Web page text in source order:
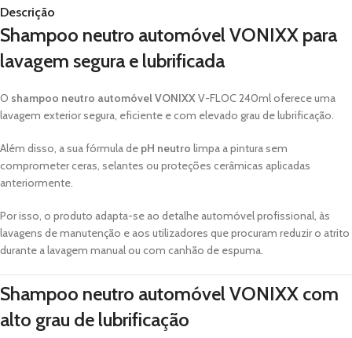
Descrição
Shampoo neutro automóvel VONIXX para
lavagem segura e lubrificada
O shampoo neutro automóvel VONIXX V-FLOC 240ml oferece uma
lavagem exterior segura, eficiente e com elevado grau de lubrificação.
Além disso, a sua fórmula de pH neutro limpa a pintura sem
comprometer ceras, selantes ou proteções cerâmicas aplicadas
anteriormente.
Por isso, o produto adapta-se ao detalhe automóvel profissional, às
lavagens de manutenção e aos utilizadores que procuram reduzir o atrito
durante a lavagem manual ou com canhão de espuma.
Shampoo neutro automóvel VONIXX com
alto grau de lubrificação